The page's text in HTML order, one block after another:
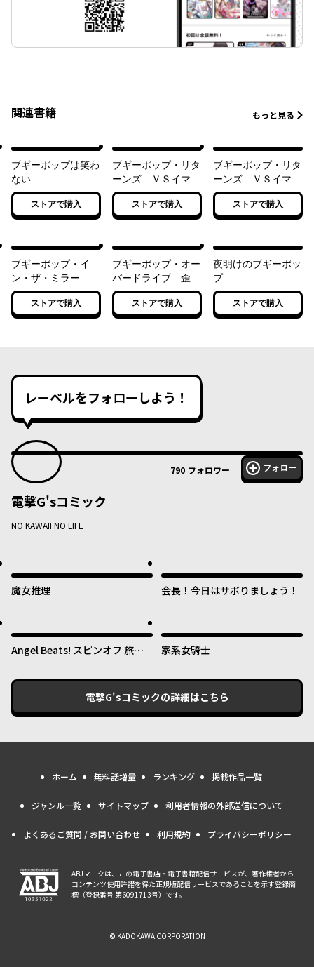
関連書籍 もっと見る
ブギーポップは笑わ
ない
ストアで購入
ブギーポップ・リタ
ーンズ ＶＳイマジ
ネーターPart．１
ストアで購入
ブギーポップ・リタ
ーンズ ＶＳイマジ
ネーターPart．２
ストアで購入
ブギーポップ・イ
ン・ザ・ミラー
「パンドラ」
ストアで購入
ブギーポップ・オー
バードライブ 歪曲
王
ストアで購入
夜明けのブギーポッ
プ
ストアで購入
レーベルをフォローしよう！
790 フォロワー フォロー
電撃G'sコミック
NO KAWAII NO LIFE
魔女推理 会長！今日はサボりましょう！
Angel Beats! スピンオフ 旅す
家系女騎士
電撃G'sコミックの詳細はこちら
ホーム 無料話増量 ランキング 掲載作品一覧
ジャンル一覧 サイトマップ 利用者情報の外部送信について
よくあるご質問 / お問い合わせ 利用規約 プライバシーポリシー
ABJマークは、この電子書店・電子書籍配信サービスが、著作権者から
コンテンツ使用許諾を得た正規版配信サービスであることを示す登録商
標（登録番号 第6091713号）です。
© KADOKAWA CORPORATION